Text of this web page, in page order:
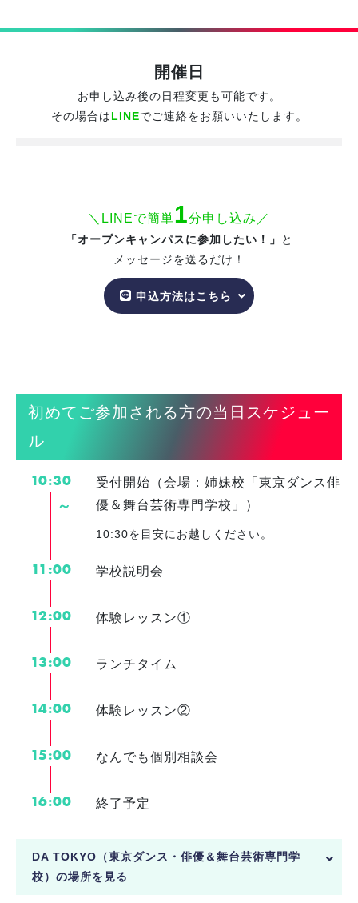
開催日
お申し込み後の日程変更も可能です。
その場合はLINEでご連絡をお願いいたします。
＼LINEで簡単1分申し込み／
「オープンキャンパスに参加したい！」
と
メッセージを送るだけ！
申込方法はこちら
初めてご参加される方の当日スケジュー
ル
10:30
～
受付開始（会場：姉妹校「東京ダンス俳
優＆舞台芸術専門学校」）
10:30を目安にお越しください。
11:00 学校説明会
12:00 体験レッスン①
13:00 ランチタイム
14:00 体験レッスン②
15:00 なんでも個別相談会
16:00 終了予定
DA TOKYO（東京ダンス・俳優＆舞台芸術専門学
校）の場所を見る